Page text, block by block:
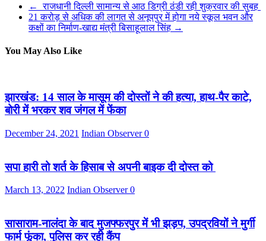
← राजधानी दिल्ली सामान्य से आठ डिग्री ठंडी रही शुक्रवार की सुबह
21 करोड़ से अधिक की लागत से अनूपपुर में होगा नये स्कूल भवन और
कक्षों का निर्माण-खाद्य मंत्री बिसाहूलाल सिंह →
You May Also Like
झारखंड: 14 साल के मासूम की दोस्तों ने की हत्या, हाथ-पैर काटे,
बोरी में भरकर शव जंगल में फेंका
December 24, 2021 Indian Observer0
सपा हारी तो शर्त के हिसाब से अपनी बाइक दी दोस्त को
March 13, 2022 Indian Observer0
सासाराम-नालंदा के बाद मुजफ्फरपुर में भी झड़प, उपद्रवियों ने मुर्गी
फार्म फूंका, पुलिस कर रही कैंप